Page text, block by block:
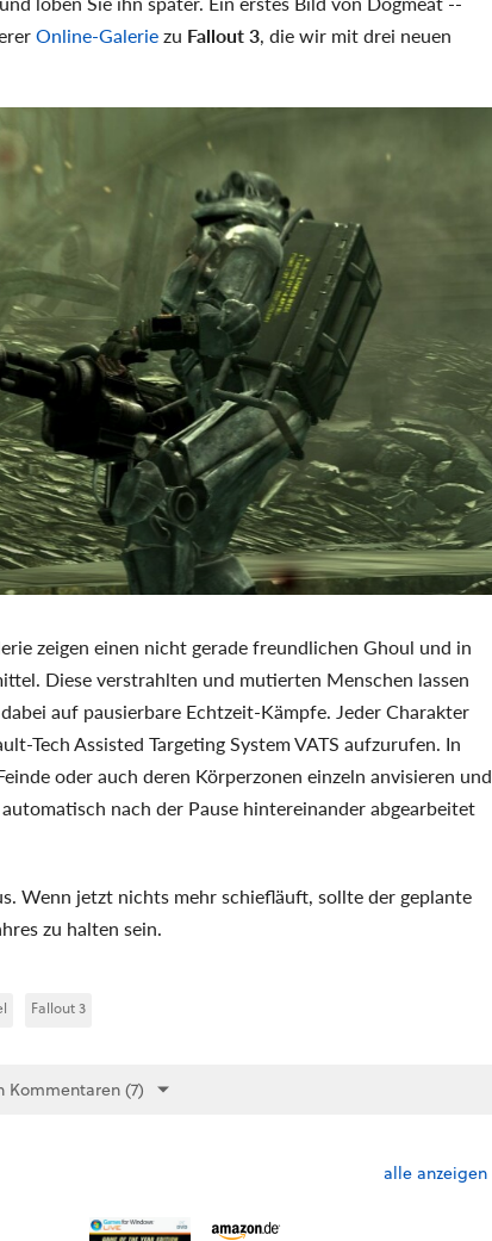
Online-Galeriezu Fallout 3, die wir mit drei neuen
zeigen einen nicht gerade freundlichen Ghoul und in
Diese verstrahlten und mutierten Menschen lassen
auf pausierbare Echtzeit-Kämpfe. Jeder Charakter
Tech Assisted Targeting System VATS aufzurufen. In
oder auch deren Körperzonen einzeln anvisieren und
nach der Pause hintereinander abgearbeitet
Wenn jetzt nichts mehr schiefläuft, sollte der geplante
zu halten sein.
Fallout 3
Kommentaren (7)
alle anzeigen